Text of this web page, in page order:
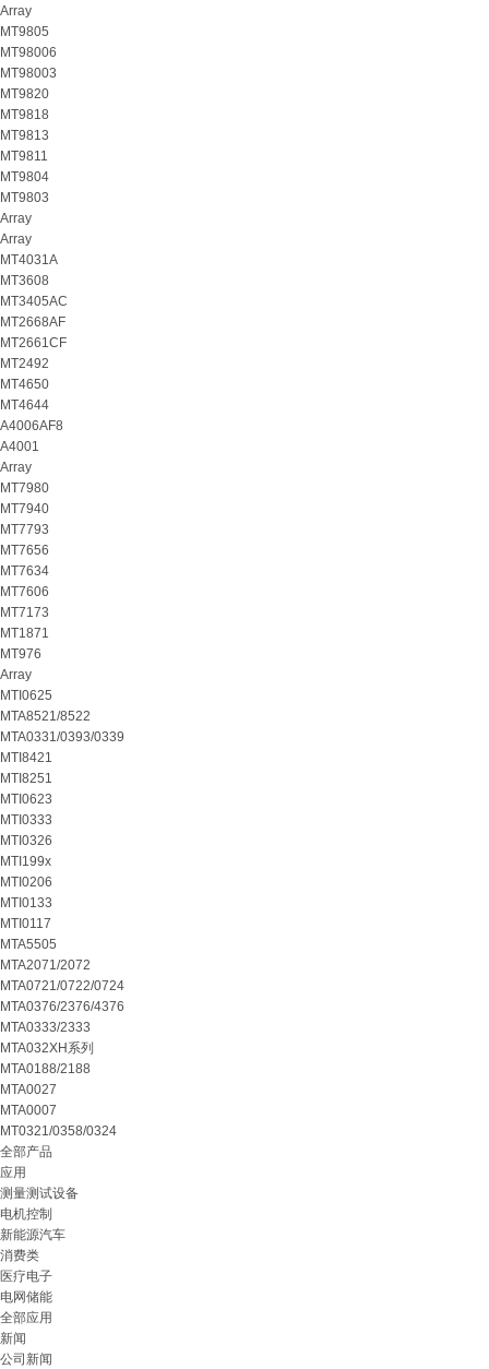
Array
MT9805
MT98006
MT98003
MT9820
MT9818
MT9813
MT9811
MT9804
MT9803
Array
Array
MT4031A
MT3608
MT3405AC
MT2668AF
MT2661CF
MT2492
MT4650
MT4644
A4006AF8
A4001
Array
MT7980
MT7940
MT7793
MT7656
MT7634
MT7606
MT7173
MT1871
MT976
Array
MTI0625
MTA8521/8522
MTA0331/0393/0339
MTI8421
MTI8251
MTI0623
MTI0333
MTI0326
MTI199x
MTI0206
MTI0133
MTI0117
MTA5505
MTA2071/2072
MTA0721/0722/0724
MTA0376/2376/4376
MTA0333/2333
MTA032XH系列
MTA0188/2188
MTA0027
MTA0007
MT0321/0358/0324
全部产品
应用
测量测试设备
电机控制
新能源汽车
消费类
医疗电子
电网储能
全部应用
新闻
公司新闻